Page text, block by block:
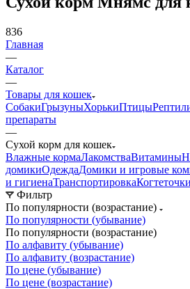
836
Главная
—
Каталог
—
Товары для кошек
СобакиГрызуныХорькиПтицы
препараты
—
Сухой корм для кошек
Влажные кормаЛакомстваВитамины
домикиОдеждаДомики и игровые
и гигиенаТранспортировкаКогтеточки
Фильтр
По популярности (возрастание)
По популярности (убывание)
По популярности (возрастание)
По алфавиту (убывание)
По алфавиту (возрастание)
По цене (убывание)
По цене (возрастание)